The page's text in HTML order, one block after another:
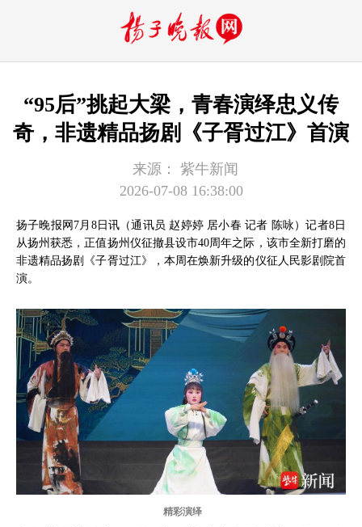
“95后”挑起大梁，青春演绎忠义传
奇，非遗精品扬剧《子胥过江》首演
来源：
紫牛新闻
2026-07-08 16:38:00
扬子晚报网7月8日讯（通讯员 赵婷婷 居小春 记者 陈咏）记者8日
从扬州获悉，正值扬州仪征撤县设市40周年之际，该市全新打磨的
非遗精品扬剧《子胥过江》，本周在焕新升级的仪征人民影剧院首
演。
精彩演绎